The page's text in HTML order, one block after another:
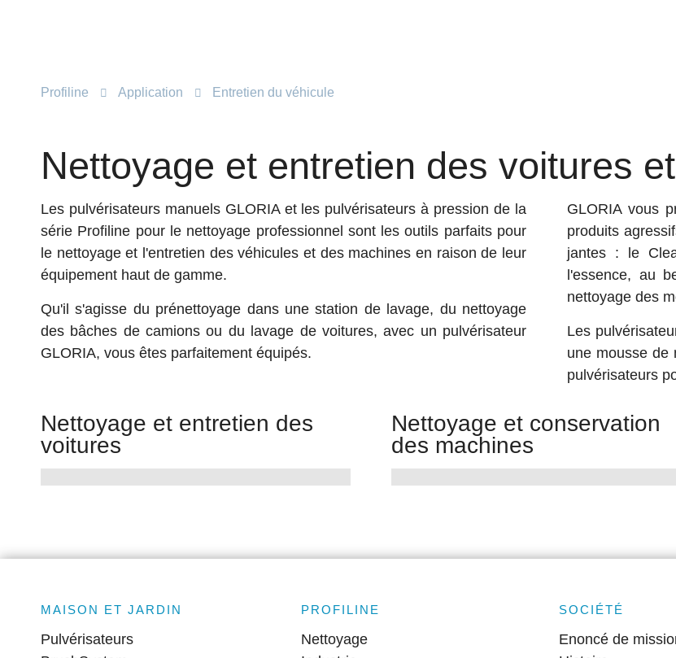
Profiline Application Entretien du véhicule
Nettoyage et entretien des voitures
Les pulvérisateurs manuels GLORIA et les pulvérisateurs à pression de la
série Profiline pour le nettoyage professionnel sont les outils parfaits pour
le nettoyage et l'entretien des véhicules et des machines en raison de leur
équipement haut de gamme.
Qu'il s'agisse du prénettoyage dans une station de lavage, du nettoyage
des bâches de camions ou du lavage de voitures, avec un pulvérisateur
GLORIA, vous êtes parfaitement équipés.
GLORIA vous
produits
jantes : le
l'essence, au
nettoyage des
Les
une mousse de
pulvérisateurs
Nettoyage et entretien des
voitures
Nettoyage et conservation
des machines
MAISON ET JARDIN
Pulvérisateurs
PROFILINE
Nettoyage
SOCIÉTÉ
Enoncé de